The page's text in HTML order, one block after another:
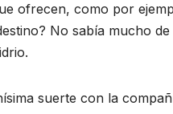
ofrecen, como por
No sabía mucho
suerte con la